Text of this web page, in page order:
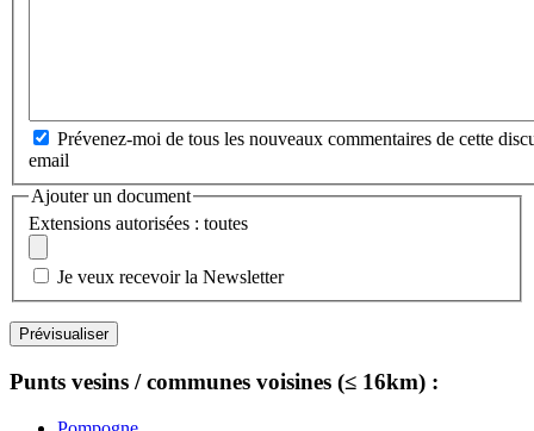
Prévenez-moi de tous les nouveaux commentaires de cette
email
Ajouter un document
Extensions autorisées : toutes
Je veux recevoir la Newsletter
Punts vesins / communes voisines (≤ 16km) :